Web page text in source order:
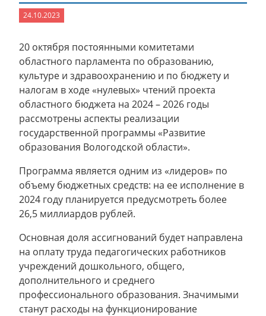
24.10.2023
20 октября постоянными комитетами
областного парламента по образованию,
культуре и здравоохранению и по бюджету и
налогам в ходе «нулевых» чтений проекта
областного бюджета на 2024 – 2026 годы
рассмотрены аспекты реализации
государственной программы «Развитие
образования Вологодской области».
Программа является одним из «лидеров» по
объему бюджетных средств: на ее исполнение в
2024 году планируется предусмотреть более
26,5 миллиардов рублей.
Основная доля ассигнований будет направлена
на оплату труда педагогических работников
учреждений дошкольного, общего,
дополнительного и среднего
профессионального образования. Значимыми
станут расходы на функционирование